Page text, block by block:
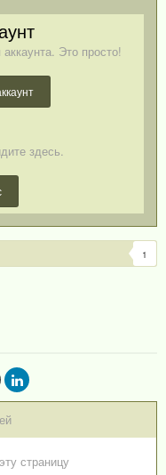
Это просто!
здесь.
1
страницу